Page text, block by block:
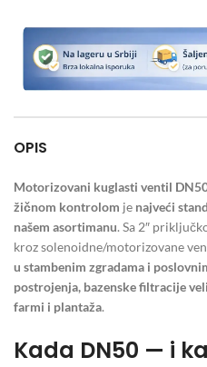
OPIS
Motorizovani kuglasti ventil
žičnom kontrolom je najveći
našem asortimanu. Sa 2″
kroz solenoidne/motorizovane
u stambenim zgradama i
postrojenja, bazenske filtracije
farmi i plantaža.
Kada DN50 — i